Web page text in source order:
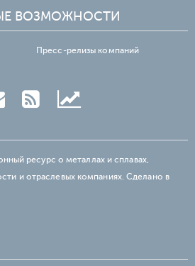
ВОЗМОЖНОСТИ
Пресс-релизы компаний
ресурс о металлах и сплавах,
и отраслевых компаниях. Сделано в